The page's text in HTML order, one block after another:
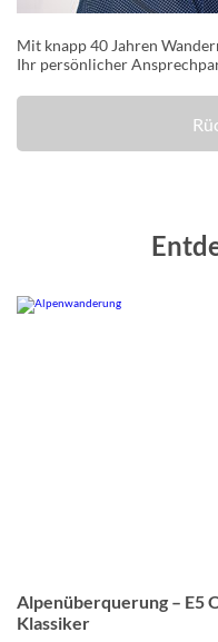
Mit knapp 40 Jahren
Ihr persönlicher
Alpenüberquerung – E5
Klassiker